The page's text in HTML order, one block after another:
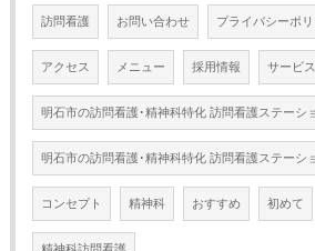
訪問看護 お問い合わせ プライバシーポ
アクセス メニュー 採用情報 サービス
明石市の訪問看護･精神科特化 訪問看護ステーシ
明石市の訪問看護･精神科特化 訪問看護ステーシ
コンセプト 精神科 おすすめ 初めて